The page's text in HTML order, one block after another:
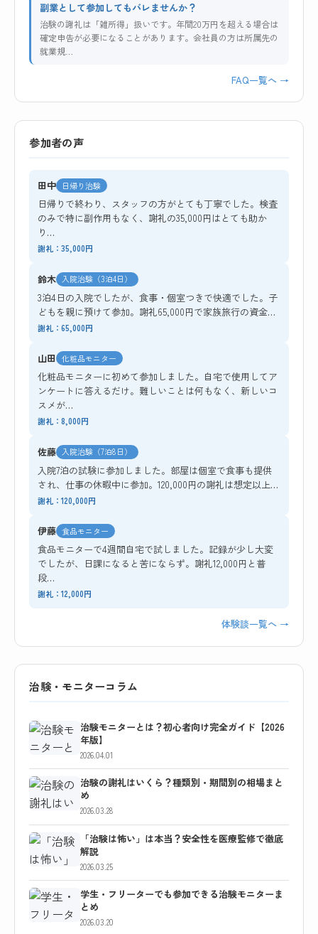
副業として参加してもバレませんか？
治験の謝礼は「雑所得」扱いです。年間20万円を超える場合は
確定申告が必要になることがあります。会社員の方は所属先の
就業規…
FAQ一覧へ →
参加者の声
田中 日帰り治験
日帰りで終わり、スタッフの方がとても丁寧でした。検査
のみで特に副作用もなく、謝礼の35,000円はとても助か
り…
謝礼：35,000円
鈴木 入院治験（3泊4日）
3泊4日の入院でしたが、食事・個室つきで快適でした。子
どもを親に預けて参加。謝礼65,000円で家族旅行の資金…
謝礼：65,000円
山田 化粧品モニター
化粧品モニターに初めて参加しました。自宅で使用してア
ンケートに答えるだけ。難しいことは何もなく、新しいコ
スメが…
謝礼：8,000円
佐藤 入院治験（7泊8日）
入院7泊の試験に参加しました。部屋は個室で食事も提供
され、仕事の休暇中に参加。120,000円の謝礼は想定以上…
謝礼：120,000円
伊藤 食品モニター
食品モニターで4週間自宅で試しました。記録が少し大変
でしたが、日課になると苦にならず。謝礼12,000円と普
段…
謝礼：12,000円
体験談一覧へ →
治験・モニターコラム
治験モニターとは？初心者向け完全ガイド【2026
年版】
2026.04.01
治験の謝礼はいくら？種類別・期間別の相場まと
め
2026.03.28
「治験は怖い」は本当？安全性を医療監修で徹底
解説
2026.03.25
学生・フリーターでも参加できる治験モニターま
とめ
2026.03.20